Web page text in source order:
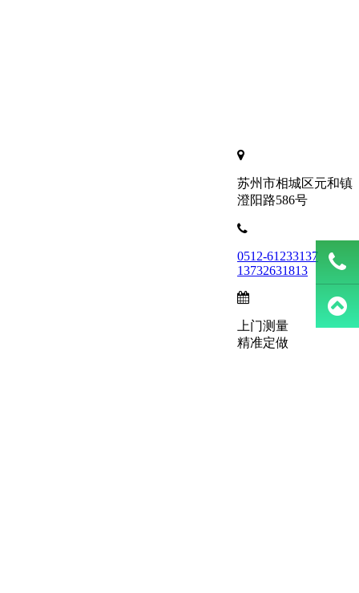
苏州市相城区元和镇
澄阳路586号
0512-61233137
13732631813
上门测量
精准定做